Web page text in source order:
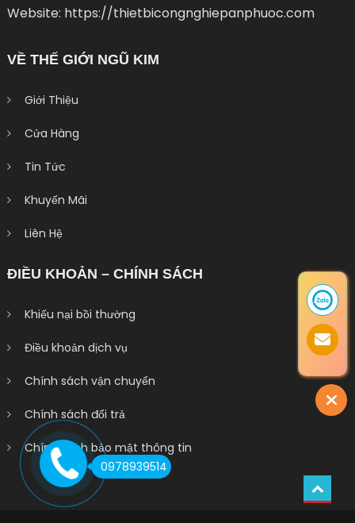
Website: https://thietbicongnghiepanphuoc.com
VỀ THẾ GIỚI NGŨ KIM
Giới Thiệu
Cửa Hàng
Tin Tức
Khuyến Mãi
Liên Hệ
ĐIỀU KHOẢN – CHÍNH SÁCH
Khiếu nại bồi thường
Điều khoản dịch vụ
Chính sách vận chuyển
Chính sách đổi trả
Chính sách bảo mật thông tin
0978939514